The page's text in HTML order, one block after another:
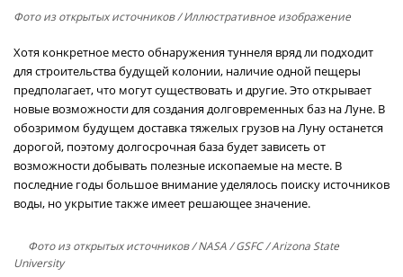
Фото из открытых источников/ Иллюстративное изображение
Хотя конкретное место обнаружения туннеля вряд ли подходит
для строительства будущей колонии, наличие одной пещеры
предполагает, что могут существовать и другие. Это открывает
новые возможности для создания долговременных баз на Луне. В
обозримом будущем доставка тяжелых грузов на Луну останется
дорогой, поэтому долгосрочная база будет зависеть от
возможности добывать полезные ископаемые на месте. В
последние годы большое внимание уделялось поиску источников
воды, но укрытие также имеет решающее значение.
Фото из открытых источников/ NASA / GSFC / Arizona State
University